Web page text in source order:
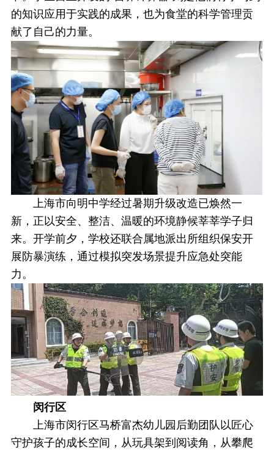
的知识应用于实践的成果，也为食堂的科学管理贡
献了自己的力量。
上海市向明中学经过暑期升级改造已焕然一
新，正以安全、整洁、温暖的环境静候莘莘学子归
来。开学前夕，学校还联合属地派出所组织保安开
展防暴演练，通过模拟突发场景提升应急处突能
力。
闵行区
上海市闵行区马桥富杰幼儿园后勤团队以匠心
守护孩子的成长空间，从玩具架到阅读角，从攀爬